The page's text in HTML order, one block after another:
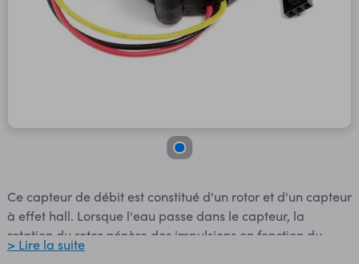
Ce capteur de débit est constitué d'un rotor et d'un capteur
à effet hall. Lorsque l'eau passe dans le capteur, la
rotation du rotor génère des impulsions en fonction du
débit. La fréquence de sortie varie en fonction de la vitesse
> Lire la suite